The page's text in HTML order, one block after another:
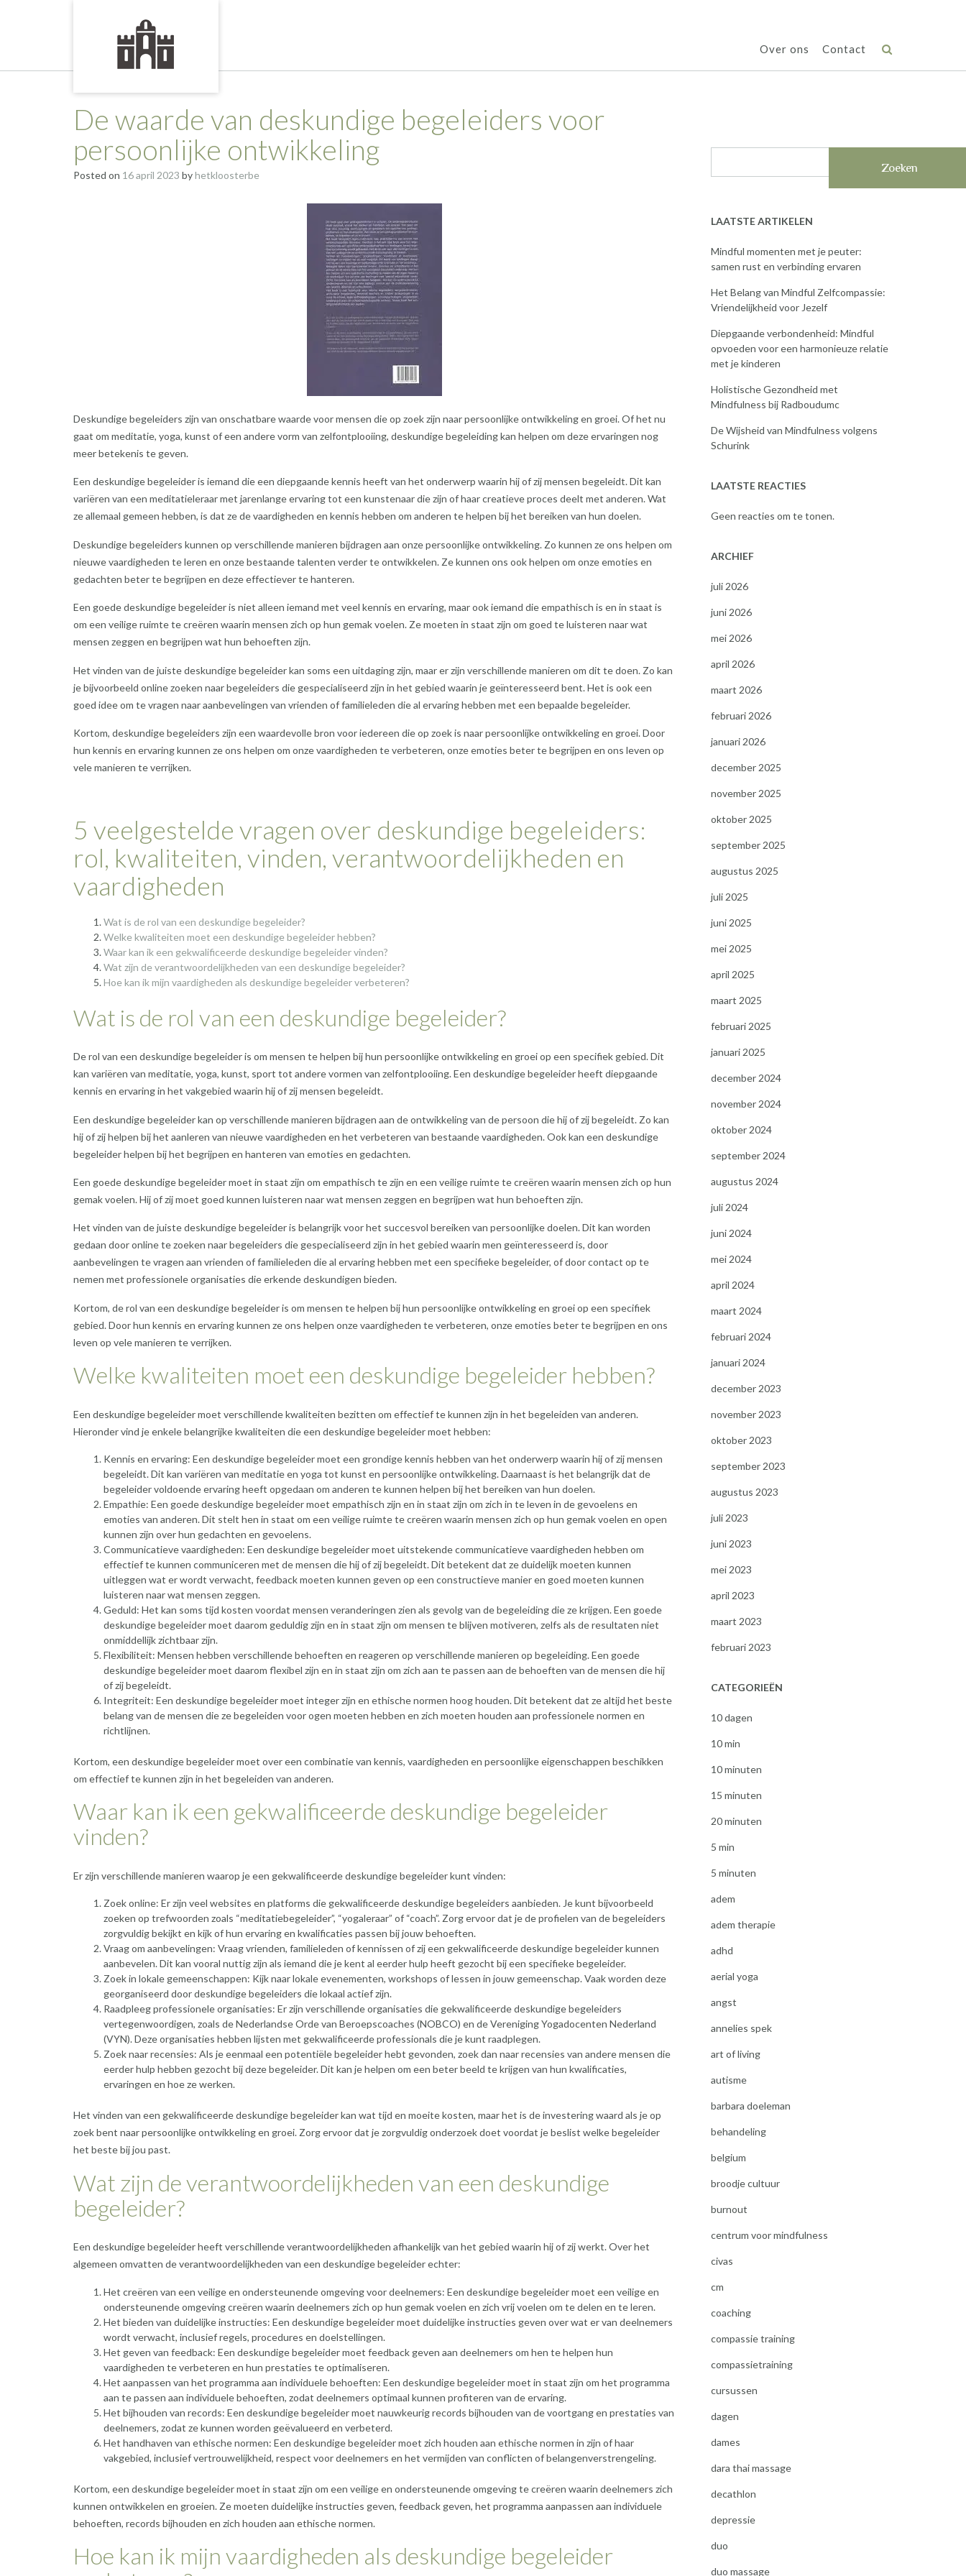
Over ons Contact
De waarde van deskundige begeleiders voor
persoonlijke ontwikkeling
Posted on 16 april 2023 byhetkloosterbe
Deskundige begeleiders zijn van onschatbare waarde voor mensen die op zoek zijn naar persoonlijke ontwikkeling en groei. Of het nu
gaat om meditatie, yoga, kunst of een andere vorm van zelfontplooiing, deskundige begeleiding kan helpen om deze ervaringen nog
meer betekenis te geven.
Een deskundige begeleider is iemand die een diepgaande kennis heeft van het onderwerp waarin hij of zij mensen begeleidt. Dit kan
variëren van een meditatieleraar met jarenlange ervaring tot een kunstenaar die zijn of haar creatieve proces deelt met anderen. Wat
ze allemaal gemeen hebben, is dat ze de vaardigheden en kennis hebben om anderen te helpen bij het bereiken van hun doelen.
Deskundige begeleiders kunnen op verschillende manieren bijdragen aan onze persoonlijke ontwikkeling. Zo kunnen ze ons helpen om
nieuwe vaardigheden te leren en onze bestaande talenten verder te ontwikkelen. Ze kunnen ons ook helpen om onze emoties en
gedachten beter te begrijpen en deze effectiever te hanteren.
Een goede deskundige begeleider is niet alleen iemand met veel kennis en ervaring, maar ook iemand die empathisch is en in staat is
om een veilige ruimte te creëren waarin mensen zich op hun gemak voelen. Ze moeten in staat zijn om goed te luisteren naar wat
mensen zeggen en begrijpen wat hun behoeften zijn.
Het vinden van de juiste deskundige begeleider kan soms een uitdaging zijn, maar er zijn verschillende manieren om dit te doen. Zo kan
je bijvoorbeeld online zoeken naar begeleiders die gespecialiseerd zijn in het gebied waarin je geïnteresseerd bent. Het is ook een
goed idee om te vragen naar aanbevelingen van vrienden of familieleden die al ervaring hebben met een bepaalde begeleider.
Kortom, deskundige begeleiders zijn een waardevolle bron voor iedereen die op zoek is naar persoonlijke ontwikkeling en groei. Door
hun kennis en ervaring kunnen ze ons helpen om onze vaardigheden te verbeteren, onze emoties beter te begrijpen en ons leven op
vele manieren te verrijken.
5 veelgestelde vragen over deskundige begeleiders:
rol, kwaliteiten, vinden, verantwoordelijkheden en
vaardigheden
Wat is de rol van een deskundige begeleider?
Welke kwaliteiten moet een deskundige begeleider hebben?
Waar kan ik een gekwalificeerde deskundige begeleider vinden?
Wat zijn de verantwoordelijkheden van een deskundige begeleider?
Hoe kan ik mijn vaardigheden als deskundige begeleider verbeteren?
Wat is de rol van een deskundige begeleider?
De rol van een deskundige begeleider is om mensen te helpen bij hun persoonlijke ontwikkeling en groei op een specifiek gebied. Dit
kan variëren van meditatie, yoga, kunst, sport tot andere vormen van zelfontplooiing. Een deskundige begeleider heeft diepgaande
kennis en ervaring in het vakgebied waarin hij of zij mensen begeleidt.
Een deskundige begeleider kan op verschillende manieren bijdragen aan de ontwikkeling van de persoon die hij of zij begeleidt. Zo kan
hij of zij helpen bij het aanleren van nieuwe vaardigheden en het verbeteren van bestaande vaardigheden. Ook kan een deskundige
begeleider helpen bij het begrijpen en hanteren van emoties en gedachten.
Een goede deskundige begeleider moet in staat zijn om empathisch te zijn en een veilige ruimte te creëren waarin mensen zich op hun
gemak voelen. Hij of zij moet goed kunnen luisteren naar wat mensen zeggen en begrijpen wat hun behoeften zijn.
Het vinden van de juiste deskundige begeleider is belangrijk voor het succesvol bereiken van persoonlijke doelen. Dit kan worden
gedaan door online te zoeken naar begeleiders die gespecialiseerd zijn in het gebied waarin men geïnteresseerd is, door
aanbevelingen te vragen aan vrienden of familieleden die al ervaring hebben met een specifieke begeleider, of door contact op te
nemen met professionele organisaties die erkende deskundigen bieden.
Kortom, de rol van een deskundige begeleider is om mensen te helpen bij hun persoonlijke ontwikkeling en groei op een specifiek
gebied. Door hun kennis en ervaring kunnen ze ons helpen onze vaardigheden te verbeteren, onze emoties beter te begrijpen en ons
leven op vele manieren te verrijken.
Welke kwaliteiten moet een deskundige begeleider hebben?
Een deskundige begeleider moet verschillende kwaliteiten bezitten om effectief te kunnen zijn in het begeleiden van anderen.
Hieronder vind je enkele belangrijke kwaliteiten die een deskundige begeleider moet hebben:
Kennis en ervaring: Een deskundige begeleider moet een grondige kennis hebben van het onderwerp waarin hij of zij mensen
begeleidt. Dit kan variëren van meditatie en yoga tot kunst en persoonlijke ontwikkeling. Daarnaast is het belangrijk dat de
begeleider voldoende ervaring heeft opgedaan om anderen te kunnen helpen bij het bereiken van hun doelen.
Empathie: Een goede deskundige begeleider moet empathisch zijn en in staat zijn om zich in te leven in de gevoelens en
emoties van anderen. Dit stelt hen in staat om een veilige ruimte te creëren waarin mensen zich op hun gemak voelen en open
kunnen zijn over hun gedachten en gevoelens.
Communicatieve vaardigheden: Een deskundige begeleider moet uitstekende communicatieve vaardigheden hebben om
effectief te kunnen communiceren met de mensen die hij of zij begeleidt. Dit betekent dat ze duidelijk moeten kunnen
uitleggen wat er wordt verwacht, feedback moeten kunnen geven op een constructieve manier en goed moeten kunnen
luisteren naar wat mensen zeggen.
Geduld: Het kan soms tijd kosten voordat mensen veranderingen zien als gevolg van de begeleiding die ze krijgen. Een goede
deskundige begeleider moet daarom geduldig zijn en in staat zijn om mensen te blijven motiveren, zelfs als de resultaten niet
onmiddellijk zichtbaar zijn.
Flexibiliteit: Mensen hebben verschillende behoeften en reageren op verschillende manieren op begeleiding. Een goede
deskundige begeleider moet daarom flexibel zijn en in staat zijn om zich aan te passen aan de behoeften van de mensen die hij
of zij begeleidt.
Integriteit: Een deskundige begeleider moet integer zijn en ethische normen hoog houden. Dit betekent dat ze altijd het beste
belang van de mensen die ze begeleiden voor ogen moeten hebben en zich moeten houden aan professionele normen en
richtlijnen.
Kortom, een deskundige begeleider moet over een combinatie van kennis, vaardigheden en persoonlijke eigenschappen beschikken
om effectief te kunnen zijn in het begeleiden van anderen.
Waar kan ik een gekwalificeerde deskundige begeleider
vinden?
Er zijn verschillende manieren waarop je een gekwalificeerde deskundige begeleider kunt vinden:
Zoek online: Er zijn veel websites en platforms die gekwalificeerde deskundige begeleiders aanbieden. Je kunt bijvoorbeeld
zoeken op trefwoorden zoals “meditatiebegeleider”, “yogaleraar” of “coach”. Zorg ervoor dat je de profielen van de begeleiders
zorgvuldig bekijkt en kijk of hun ervaring en kwalificaties passen bij jouw behoeften.
Vraag om aanbevelingen: Vraag vrienden, familieleden of kennissen of zij een gekwalificeerde deskundige begeleider kunnen
aanbevelen. Dit kan vooral nuttig zijn als iemand die je kent al eerder hulp heeft gezocht bij een specifieke begeleider.
Zoek in lokale gemeenschappen: Kijk naar lokale evenementen, workshops of lessen in jouw gemeenschap. Vaak worden deze
georganiseerd door deskundige begeleiders die lokaal actief zijn.
Raadpleeg professionele organisaties: Er zijn verschillende organisaties die gekwalificeerde deskundige begeleiders
vertegenwoordigen, zoals de Nederlandse Orde van Beroepscoaches (NOBCO) en de Vereniging Yogadocenten Nederland
(VYN). Deze organisaties hebben lijsten met gekwalificeerde professionals die je kunt raadplegen.
Zoek naar recensies: Als je eenmaal een potentiële begeleider hebt gevonden, zoek dan naar recensies van andere mensen die
eerder hulp hebben gezocht bij deze begeleider. Dit kan je helpen om een beter beeld te krijgen van hun kwalificaties,
ervaringen en hoe ze werken.
Het vinden van een gekwalificeerde deskundige begeleider kan wat tijd en moeite kosten, maar het is de investering waard als je op
zoek bent naar persoonlijke ontwikkeling en groei. Zorg ervoor dat je zorgvuldig onderzoek doet voordat je beslist welke begeleider
het beste bij jou past.
Wat zijn de verantwoordelijkheden van een deskundige
begeleider?
Een deskundige begeleider heeft verschillende verantwoordelijkheden afhankelijk van het gebied waarin hij of zij werkt. Over het
algemeen omvatten de verantwoordelijkheden van een deskundige begeleider echter:
Het creëren van een veilige en ondersteunende omgeving voor deelnemers: Een deskundige begeleider moet een veilige en
ondersteunende omgeving creëren waarin deelnemers zich op hun gemak voelen en zich vrij voelen om te delen en te leren.
Het bieden van duidelijke instructies: Een deskundige begeleider moet duidelijke instructies geven over wat er van deelnemers
wordt verwacht, inclusief regels, procedures en doelstellingen.
Het geven van feedback: Een deskundige begeleider moet feedback geven aan deelnemers om hen te helpen hun
vaardigheden te verbeteren en hun prestaties te optimaliseren.
Het aanpassen van het programma aan individuele behoeften: Een deskundige begeleider moet in staat zijn om het programma
aan te passen aan individuele behoeften, zodat deelnemers optimaal kunnen profiteren van de ervaring.
Het bijhouden van records: Een deskundige begeleider moet nauwkeurig records bijhouden van de voortgang en prestaties van
deelnemers, zodat ze kunnen worden geëvalueerd en verbeterd.
Het handhaven van ethische normen: Een deskundige begeleider moet zich houden aan ethische normen in zijn of haar
vakgebied, inclusief vertrouwelijkheid, respect voor deelnemers en het vermijden van conflicten of belangenverstrengeling.
Kortom, een deskundige begeleider moet in staat zijn om een veilige en ondersteunende omgeving te creëren waarin deelnemers zich
kunnen ontwikkelen en groeien. Ze moeten duidelijke instructies geven, feedback geven, het programma aanpassen aan individuele
behoeften, records bijhouden en zich houden aan ethische normen.
Hoe kan ik mijn vaardigheden als deskundige begeleider
Zoeken
LAATSTE ARTIKELEN
Mindful momenten met je peuter:
samen rust en verbinding ervaren
Het Belang van Mindful Zelfcompassie:
Vriendelijkheid voor Jezelf
Diepgaande verbondenheid: Mindful
opvoeden voor een harmonieuze relatie
met je kinderen
Holistische Gezondheid met
Mindfulness bij Radboudumc
De Wijsheid van Mindfulness volgens
Schurink
LAATSTE REACTIES
Geen reacties om te tonen.
ARCHIEF
juli 2026
juni 2026
mei 2026
april 2026
maart 2026
februari 2026
januari 2026
december 2025
november 2025
oktober 2025
september 2025
augustus 2025
juli 2025
juni 2025
mei 2025
april 2025
maart 2025
februari 2025
januari 2025
december 2024
november 2024
oktober 2024
september 2024
augustus 2024
juli 2024
juni 2024
mei 2024
april 2024
maart 2024
februari 2024
januari 2024
december 2023
november 2023
oktober 2023
september 2023
augustus 2023
juli 2023
juni 2023
mei 2023
april 2023
maart 2023
februari 2023
CATEGORIEËN
10 dagen
10 min
10 minuten
15 minuten
20 minuten
5 min
5 minuten
adem
adem therapie
adhd
aerial yoga
angst
annelies spek
art of living
autisme
barbara doeleman
behandeling
belgium
broodje cultuur
burnout
centrum voor mindfulness
civas
cm
coaching
compassie training
compassietraining
cursussen
dagen
dames
dara thai massage
decathlon
depressie
duo
duo massage